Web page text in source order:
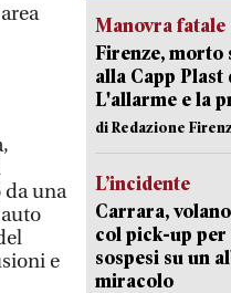
da una
e
Manovra fatale
Firenze, morto
alla Capp Plast
L'allarme e la
di Redazione
L’incidente
Carrara,
col pick-up per
sospesi su un
miracolo